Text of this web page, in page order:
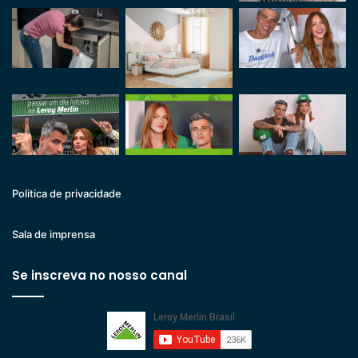
Politica de privacidade
Sala de imprensa
Se inscreva no nosso canal